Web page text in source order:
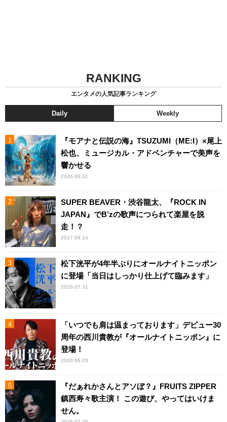
RANKING
エンタメの人気記事ランキング
Daily Weekly
『モアナと伝説の海』TSUZUMI（ME:I）×尾上
松也、ミュージカル・アドベンチャーで美声を
響かせる
2026.08.01
SUPER BEAVER・渋谷龍太、『ROCK IN
JAPAN』でB’zの歌声につられて楽屋を脱
走！？
2017.08.14
松下洸平が4年半ぶりにオールナイトニッポン
に登場「当日はしっかり仕上げて臨みます」
2026.07.31
「いつでも肩は温まっております」デビュー30
周年の西川貴教が『オールナイトニッポン』に
登場！
2026.08.03
『だぁれかさんとアソぼ？』FRUITS ZIPPER
鎮西寿々歌主演！ この遊び、やってはいけま
せん。